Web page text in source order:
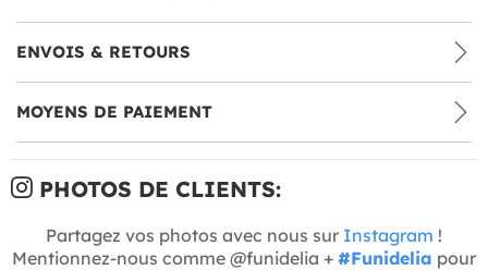
ENVOIS & RETOURS
MOYENS DE PAIEMENT
PHOTOS DE CLIENTS:
Partagez vos photos avec nous sur Instagram !
Mentionnez-nous comme @funidelia + #Funidelia pour